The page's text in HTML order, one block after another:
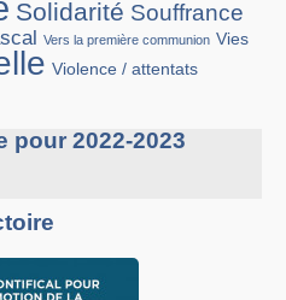
Solidarité Souffrance
Vers la première communion Vies
Violence / attentats
pour 2022-2023